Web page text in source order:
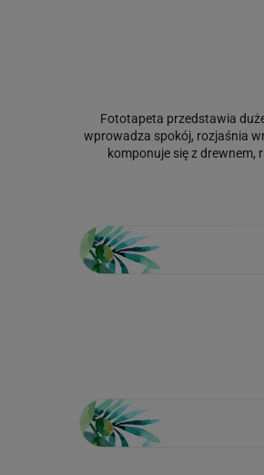
Fototapeta przedstawia
wprowadza spokój, rozjaśnia
komponuje się z drewnem,